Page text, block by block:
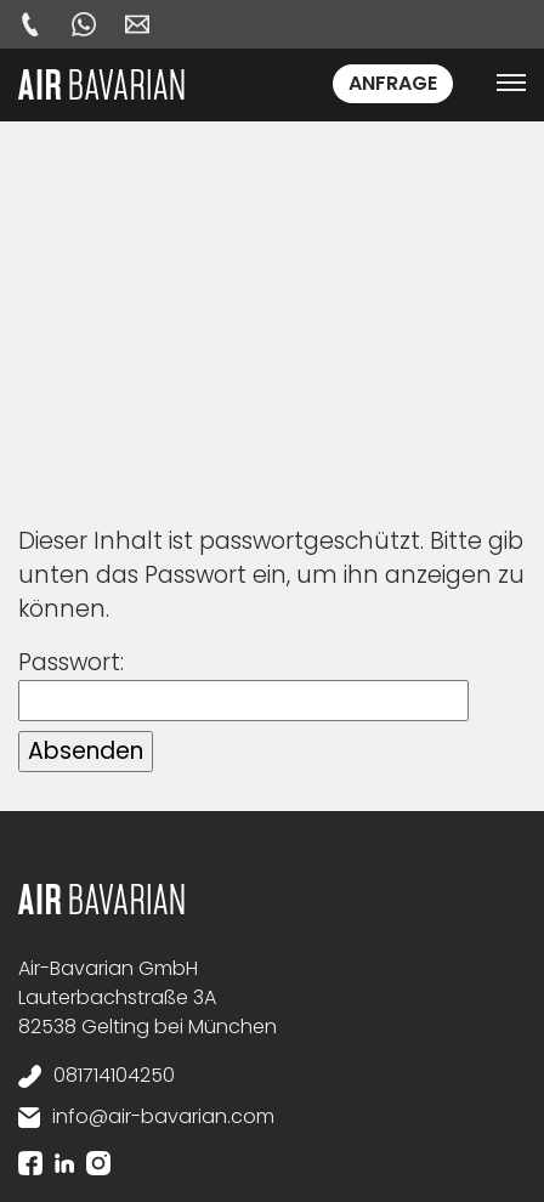
ANFRAGE
Dieser Inhalt ist passwortgeschützt. Bitte gib
unten das Passwort ein, um ihn anzeigen zu
können.
Passwort:
Air-Bavarian GmbH
Lauterbachstraße 3A
82538 Gelting bei München
081714104250
info@air-bavarian.com